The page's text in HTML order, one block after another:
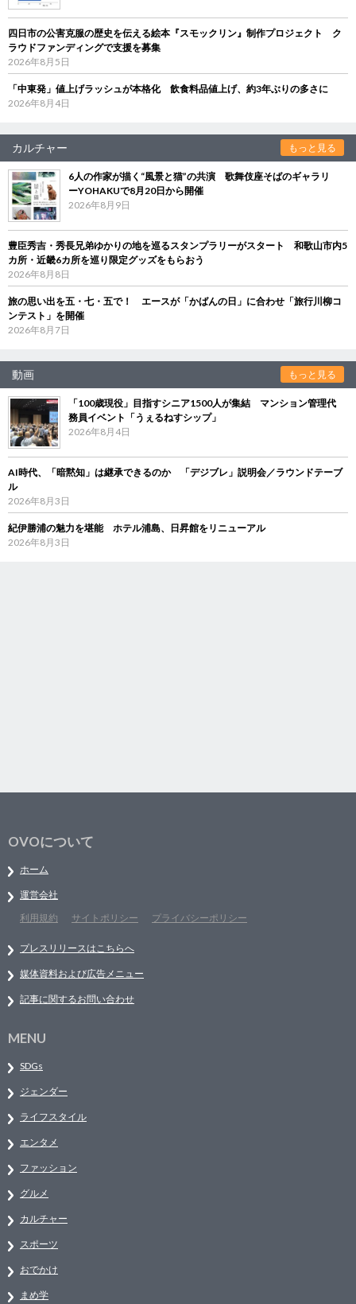
四日市の公害克服の歴史を伝える絵本『スモックリン』制作プロジェクト ク
ラウドファンディングで支援を募集
2026年8月5日
「中東発」値上げラッシュが本格化 飲食料品値上げ、約3年ぶりの多さに
2026年8月4日
カルチャー もっと見る
6人の作家が描く“風景と猫”の共演 歌舞伎座そばのギャラリ
ーYOHAKUで8月20日から開催
2026年8月9日
豊臣秀吉・秀長兄弟ゆかりの地を巡るスタンプラリーがスタート 和歌山市内5
カ所・近畿6カ所を巡り限定グッズをもらおう
2026年8月8日
旅の思い出を五・七・五で！ エースが「かばんの日」に合わせ「旅行川柳コ
ンテスト」を開催
2026年8月7日
動画 もっと見る
「100歳現役」目指すシニア1500人が集結 マンション管理代
務員イベント「うぇるねすシップ」
2026年8月4日
AI時代、「暗黙知」は継承できるのか 「デジブレ」説明会／ラウンドテーブ
ル
2026年8月3日
紀伊勝浦の魅力を堪能 ホテル浦島、日昇館をリニューアル
2026年8月3日
OVOについて
ホーム
運営会社
利用規約
サイトポリシー プライバシーポリシー
プレスリリースはこちらへ
媒体資料および広告メニュー
記事に関するお問い合わせ
MENU
SDGs
ジェンダー
ライフスタイル
エンタメ
ファッション
グルメ
カルチャー
スポーツ
おでかけ
まめ学